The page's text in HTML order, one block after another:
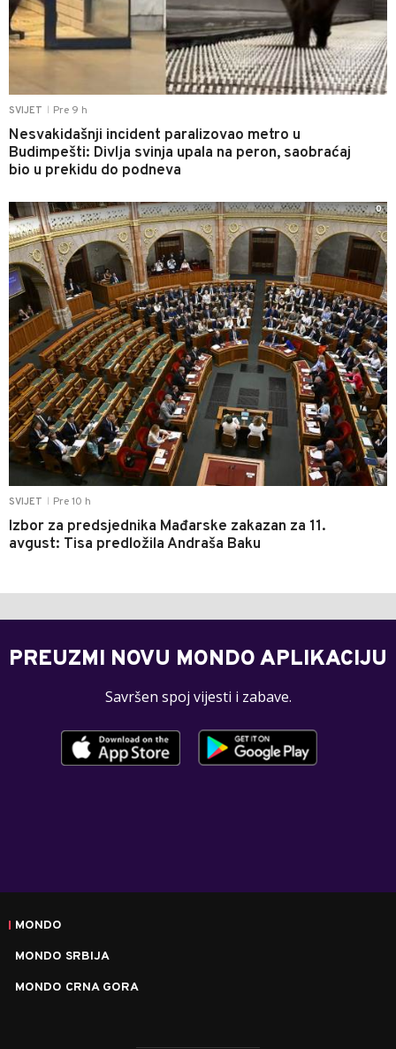
SVIJET Pre 9 h
Nesvakidašnji incident paralizovao metro u
Budimpešti: Divlja svinja upala na peron, saobraćaj
bio u prekidu do podneva
SVIJET Pre 10 h
Izbor za predsjednika Mađarske zakazan za 11.
avgust: Tisa predložila Andraša Baku
0
PREUZMI NOVU MONDO APLIKACIJU
Savršen spoj vijesti i zabave.
MONDO
MONDO SRBIJA
MONDO CRNA GORA